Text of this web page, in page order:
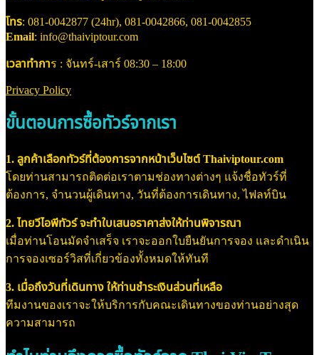
โทร: 081-0042877 (24hr), 081-0042866, 081-0042855
Email: info@thaiviptour.com
เวลาทำการ : จันทร์-เสาร์ 08:30 – 18:00
Privacy Policy
ขั้นตอนการซื้อทัวร์จากเรา
1. ลูกค้าเลือกทัวร์ที่ต้องการจากหน้าเว็บไซต์ Thaiviptour.com
โดยท่านสามารถติดต่อเราตามช่องทางต่างๆ แจ้งชื่อทัวร์ที่
ต้องการ, จำนวนผู้เดินทาง, วันที่ต้องการเดินทาง, ไฟลท์บิน
2. ไทยวีไอพีทัวร์ จะทำใบเสนอราคาส่งให้ท่านพิจารณา
เมื่อท่านโอนมัดจำเสร็จ เราจะออกใบยืนยันการจอง และดำเนิน
การจองเซอร์วิสที่เกี่ยวข้องทั้งหมดให้ทันที
3. เมื่อถึงวันที่เดินทาง ให้ท่านชำระเงินส่วนที่เหลือ
ทีมงานของเราจะให้บริการกับคณะเดินทางของท่านอย่างสุด
ความสามารถ